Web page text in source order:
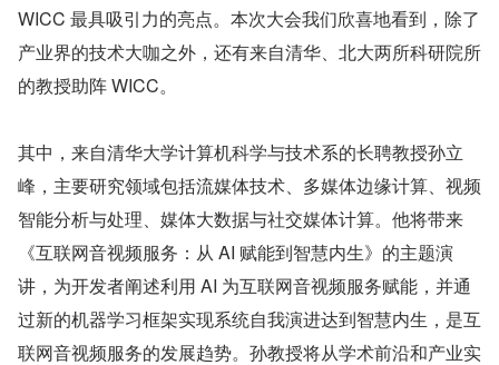
WICC 最具吸引力的亮点。本次大会我们欣喜地看到，除了
产业界的技术大咖之外，还有来自清华、北大两所科研院所
的教授助阵 WICC。
其中，来自清华大学计算机科学与技术系的长聘教授孙立
峰，主要研究领域包括流媒体技术、多媒体边缘计算、视频
智能分析与处理、媒体大数据与社交媒体计算。他将带来
《互联网音视频服务：从 AI 赋能到智慧内生》的主题演
讲，为开发者阐述利用 AI 为互联网音视频服务赋能，并通
过新的机器学习框架实现系统自我演进达到智慧内生，是互
联网音视频服务的发展趋势。孙教授将从学术前沿和产业实